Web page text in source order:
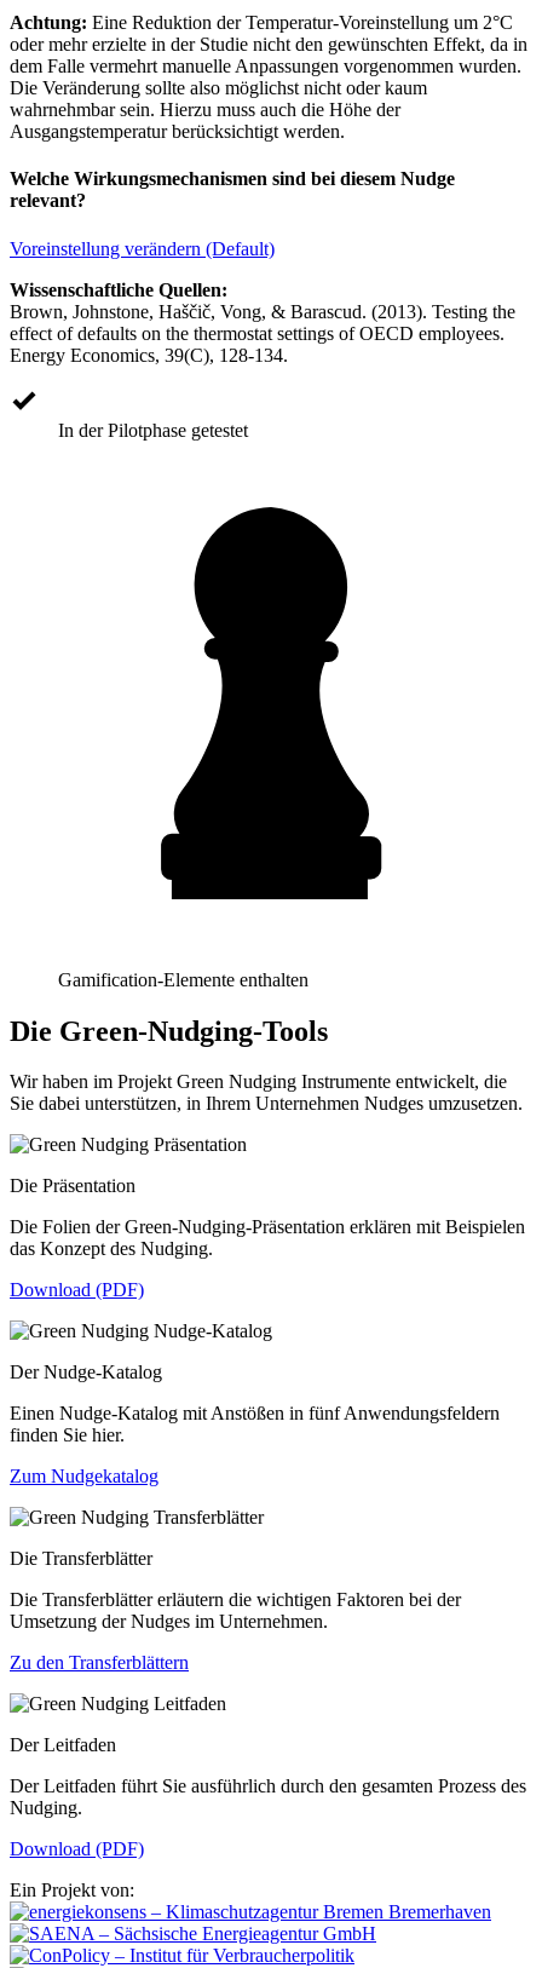
Achtung: Eine Reduktion der Temperatur-Voreinstellung um 2°C
oder mehr erzielte in der Studie nicht den gewünschten Effekt, da in
dem Falle vermehrt manuelle Anpassungen vorgenommen wurden.
Die Veränderung sollte also möglichst nicht oder kaum
wahrnehmbar sein. Hierzu muss auch die Höhe der
Ausgangstemperatur berücksichtigt werden.
Welche Wirkungsmechanismen sind bei diesem Nudge
relevant?
Voreinstellung verändern (Default)
Wissenschaftliche Quellen:
Brown, Johnstone, Haščič, Vong, & Barascud. (2013). Testing the
effect of defaults on the thermostat settings of OECD employees.
Energy Economics, 39(C), 128-134.
In der Pilotphase getestet
Gamification-Elemente enthalten
Die Green-Nudging-Tools
Wir haben im Projekt Green Nudging Instrumente entwickelt, die
Sie dabei unterstützen, in Ihrem Unternehmen Nudges umzusetzen.
Die Präsentation
Die Folien der Green-Nudging-Präsentation erklären mit Beispielen
das Konzept des Nudging.
Download (PDF)
Der Nudge-Katalog
Einen Nudge-Katalog mit Anstößen in fünf Anwendungsfeldern
finden Sie hier.
Zum Nudgekatalog
Die Transferblätter
Die Transferblätter erläutern die wichtigen Faktoren bei der
Umsetzung der Nudges im Unternehmen.
Zu den Transferblättern
Der Leitfaden
Der Leitfaden führt Sie ausführlich durch den gesamten Prozess des
Nudging.
Download (PDF)
Ein Projekt von: